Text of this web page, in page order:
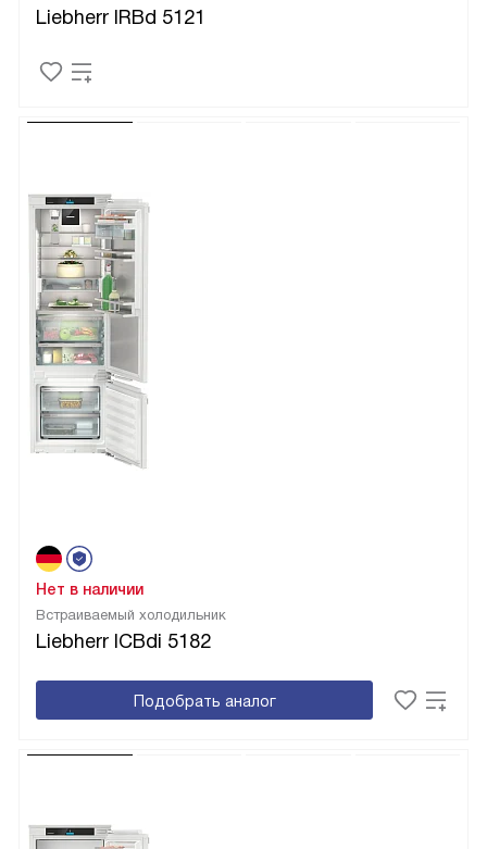
Liebherr IRBd 5121
Встраиваемый холодильник
Liebherr ICBdi 5182
Нет в наличии
Подобрать аналог